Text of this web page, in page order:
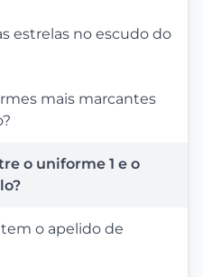
estrelas no escudo do
mais marcantes
o uniforme 1 e o
tem o apelido de